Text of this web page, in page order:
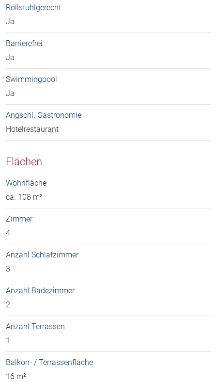
Rollstuhlgerecht
Ja
Barrierefrei
Ja
Swimmingpool
Ja
Angschl. Gastronomie
Hotelrestaurant
Flächen
Wohnfläche
ca. 108 m²
Zimmer
4
Anzahl Schlafzimmer
3
Anzahl Badezimmer
2
Anzahl Terrassen
1
Balkon- / Terrassenfläche
16 m²